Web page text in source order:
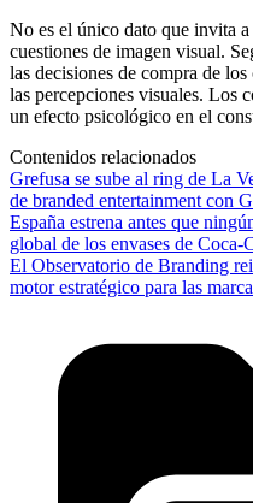
No es el único dato que invita a
cuestiones de imagen visual.
las decisiones de compra de
las percepciones visuales. Los
un efecto psicológico en el
Contenidos relacionados
Grefusa se sube al ring de La
de branded entertainment con
España estrena antes que
global de los envases de Coca-
El Observatorio de Branding
motor estratégico para las